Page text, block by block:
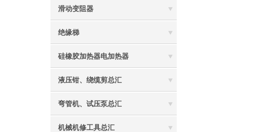
滑动变阻器
绝缘梯
硅橡胶加热器电加热器
液压钳、绕缆剪总汇
弯管机、试压泵总汇
机械机修工具总汇